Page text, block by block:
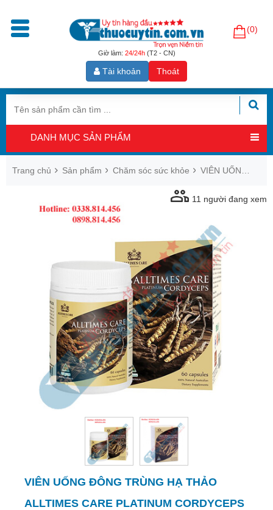
Giờ làm: 24/24h(T2 - CN)
(0)
Tài khoản Thoát
Trang
phẩm
Tăng
sinh
lý
nam
trợ
Hỗ
trợ
sinh
sản
nữ
Làm
đẹp,
Chống
Oxy
Chăm
sóc
DANH MỤC SẢN PHẨM
Trang chủ Sản phẩm Chăm sóc sức khỏe
11 người đang xem
VIÊN UỐNG ĐÔNG TRÙNG HẠ THẢO
ALLTIMES CARE PLATINUM CORDYCEPS